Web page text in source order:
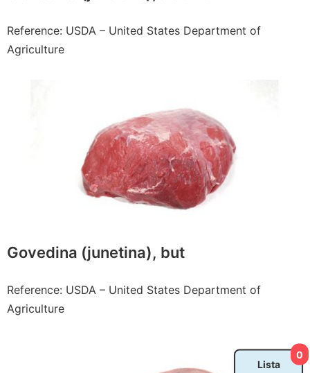
Reference: USDA – United States Department of
Agriculture
Govedina (junetina), but
Reference: USDA – United States Department of
Agriculture
0
Lista